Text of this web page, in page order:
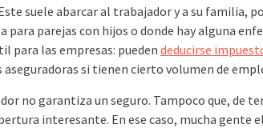
suele abarcar al trabajador y a su familia,
para parejas con hijos o donde hay alguna
para las empresas: puedendeducirse
aseguradoras si tienen cierto volumen de
no garantiza un seguro. Tampoco que, de
interesante. En ese caso, mucha gente